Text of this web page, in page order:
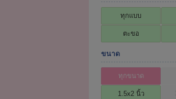
ทุกแบบ
ตะขอ
ขนาด
ทุกขนาด
1.5x2 นิ้ว